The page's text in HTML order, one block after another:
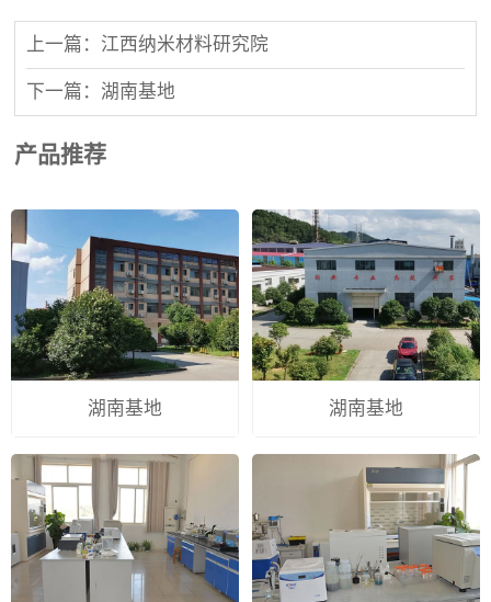
上一篇：江西纳米材料研究院
下一篇：湖南基地
产品推荐
湖南基地 湖南基地